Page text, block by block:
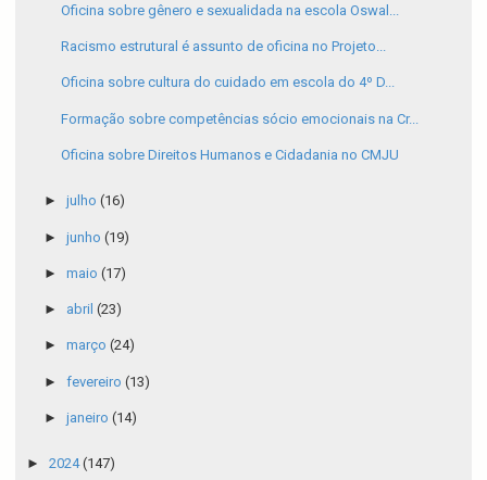
Oficina sobre gênero e sexualidada na escola Oswal...
Racismo estrutural é assunto de oficina no Projeto...
Oficina sobre cultura do cuidado em escola do 4º D...
Formação sobre competências sócio emocionais na Cr...
Oficina sobre Direitos Humanos e Cidadania no CMJU
► julho (16)
► junho (19)
► maio (17)
► abril (23)
► março (24)
► fevereiro (13)
► janeiro (14)
► 2024(147)